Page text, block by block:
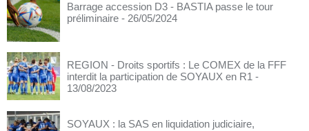
Barrage accession D3 - BASTIA passe le tour
préliminaire - 26/05/2024
REGION - Droits sportifs : Le COMEX de la FFF
interdit la participation de SOYAUX en R1 -
13/08/2023
SOYAUX : la SAS en liquidation judiciaire,